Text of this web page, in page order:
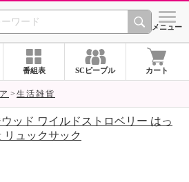
CHANNEL シメニュー
番組表 SCピープル カート
生活雑貨
ッド ワイルドストロベリー はっ
リュックサック